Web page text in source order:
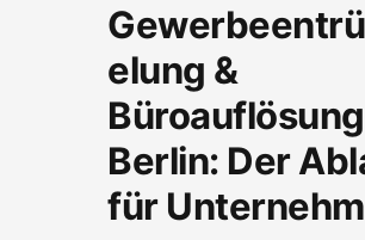
elung &
Berlin: Der
für